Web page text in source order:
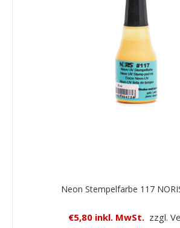
Neon Stempelfarbe 117
€5,80 inkl. MwSt. zzgl.